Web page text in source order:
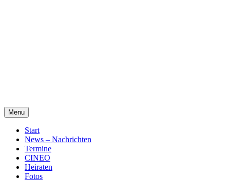
Menu
Start
News – Nachrichten
Termine
CINEO
Heiraten
Fotos